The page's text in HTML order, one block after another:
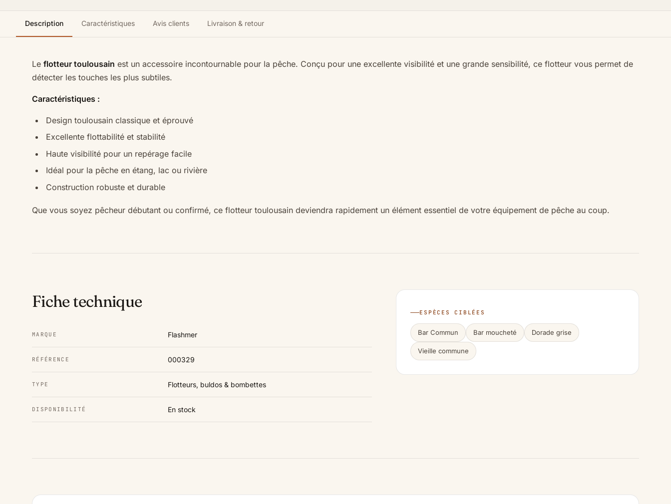
Description Caractéristiques Avis clients Livraison & retour
Le flotteur toulousain est un accessoire incontournable pour la pêche. Conçu pour une excellente visibilité et une grande sensibilité, ce flotteur vous permet de
détecter les touches les plus subtiles.
Caractéristiques :
Design toulousain classique et éprouvé
Excellente flottabilité et stabilité
Haute visibilité pour un repérage facile
Idéal pour la pêche en étang, lac ou rivière
Construction robuste et durable
Que vous soyez pêcheur débutant ou confirmé, ce flotteur toulousain deviendra rapidement un élément essentiel de votre équipement de pêche au coup.
Fiche technique
MARQUE Flashmer
RÉFÉRENCE 000329
TYPE Flotteurs, buldos & bombettes
DISPONIBILITÉ En stock
ESPÈCES CIBLÉES
Bar Commun Bar moucheté Dorade grise
Vieille commune